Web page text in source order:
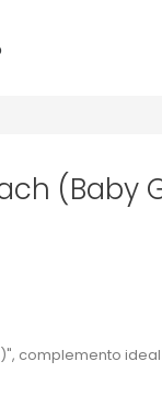
(Baby
complemento